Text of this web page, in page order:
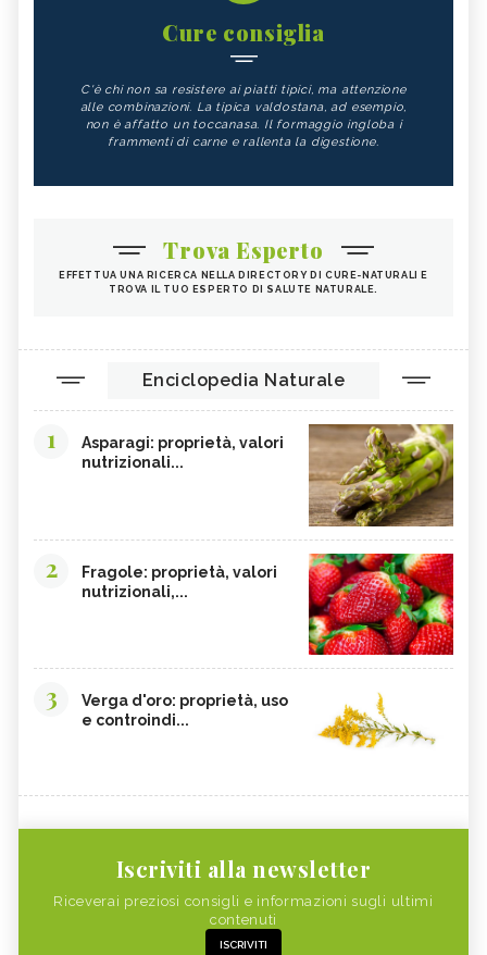
Cure consiglia
C'è chi non sa resistere ai piatti tipici, ma attenzione
alle combinazioni. La tipica valdostana, ad esempio,
non è affatto un toccanasa. Il formaggio ingloba i
frammenti di carne e rallenta la digestione.
Trova Esperto
EFFETTUA UNA RICERCA NELLA DIRECTORY DI CURE-NATURALI E
TROVA IL TUO ESPERTO DI SALUTE NATURALE.
Enciclopedia Naturale
1
Asparagi: proprietà, valori
nutrizionali...
2
Fragole: proprietà, valori
nutrizionali,...
3
Verga d'oro: proprietà, uso
e controindi...
Iscriviti alla newsletter
Riceverai preziosi consigli e informazioni sugli ultimi
contenuti
ISCRIVITI